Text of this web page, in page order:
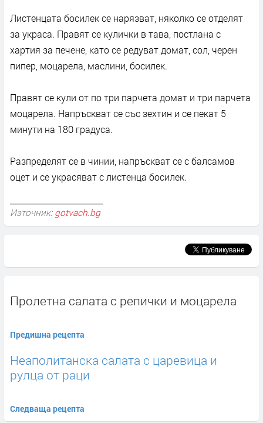
Листенцата босилек се нарязват, няколко се отделят
за украса. Правят се кулички в тава, постлана с
хартия за печене, като се редуват домат, сол, черен
пипер, моцарела, маслини, босилек.
Правят се кули от по три парчета домат и три парчета
моцарела. Напръскват се със зехтин и се пекат 5
минути на 180 градуса.
Разпределят се в чинии, напръскват се с балсамов
оцет и се украсяват с листенца босилек.
Източник: gotvach.bg
Пролетна салата с репички и моцарела
Предишна рецепта
Неаполитанска салата с царевица и
рулца от раци
Следваща рецепта